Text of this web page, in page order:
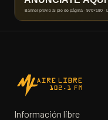
Información libre